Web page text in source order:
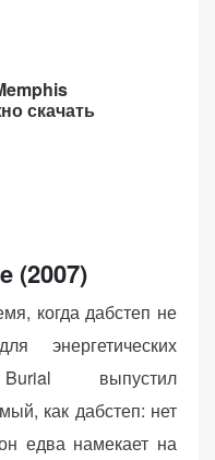
скачать
(2007)
когда дабстеп не
энергетических
выпустил
как дабстеп: нет
едва намекает на